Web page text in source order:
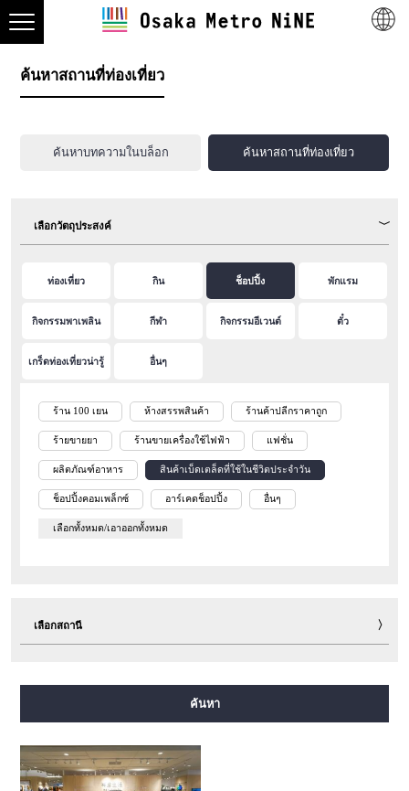
ค้นหาสถานที่ท่องเที่ยว
ค้นหาบทความในบล็อก ค้นหาสถานที่ท่องเที่ยว
เลือกวัตถุประสงค์
ท่องเที่ยว กิน ช็อปปิ้ง พักแรม
กิจกรรมพาเพลิน กีฬา กิจกรรมอีเวนต์ ตั๋ว
เกร็ดท่องเที่ยวน่ารู้ อื่นๆ
ร้าน 100 เยน ห้างสรรพสินค้า ร้านค้าปลีกราคาถูก
ร้ายขายยา ร้านขายเครื่องใช้ไฟฟ้า แฟชั่น
ผลิตภัณฑ์อาหาร สินค้าเบ็ดเตล็ดที่ใช้ในชีวิตประจำวัน
ช็อปปิ้งคอมเพล็กซ์ อาร์เคดช็อปปิ้ง อื่นๆ
เลือกทั้งหมด/เอาออกทั้งหมด
เลือกสถานี
สายอิมาซาโตะซุจิ สายนิวแทรม
ค้นหา